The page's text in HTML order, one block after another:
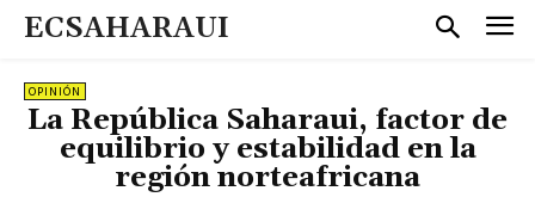
ECSAHARAUI
OPINIÓN
La República Saharaui, factor de
equilibrio y estabilidad en la
región norteafricana